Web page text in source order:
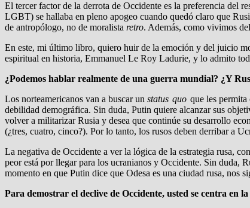
El tercer factor de la derrota de Occidente es la preferencia del
LGBT) se hallaba en pleno apogeo cuando quedó claro que
de antropólogo, no de moralista retro. Además, como vivimos
En este, mi último libro, quiero huir de la emoción y del juicio
espiritual en historia, Emmanuel Le Roy Ladurie, y lo admito
¿Podemos hablar realmente de una guerra mundial? ¿Y
Los norteamericanos van a buscar un status quo que les
debilidad demográfica. Sin duda, Putin quiere alcanzar sus
volver a militarizar Rusia y desea que continúe su desarrollo
(¿tres, cuatro, cinco?). Por lo tanto, los rusos deben derribar a
La negativa de Occidente a ver la lógica de la estrategia rusa,
peor está por llegar para los ucranianos y Occidente. Sin duda,
momento en que Putin dice que Odesa es una ciudad rusa, nos
Para demostrar el declive de Occidente, usted se centra